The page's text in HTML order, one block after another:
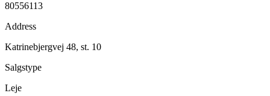
80556113
Address
Katrinebjergvej 48, st. 10
Salgstype
Leje